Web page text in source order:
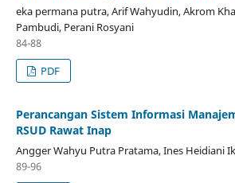
eka permana putra, Arif Wahyudin, Akrom
Pambudi, Perani Rosyani
84-88
PDF
Perancangan Sistem Informasi
RSUD Rawat Inap
Angger Wahyu Putra Pratama, Ines Heidiani
89-96